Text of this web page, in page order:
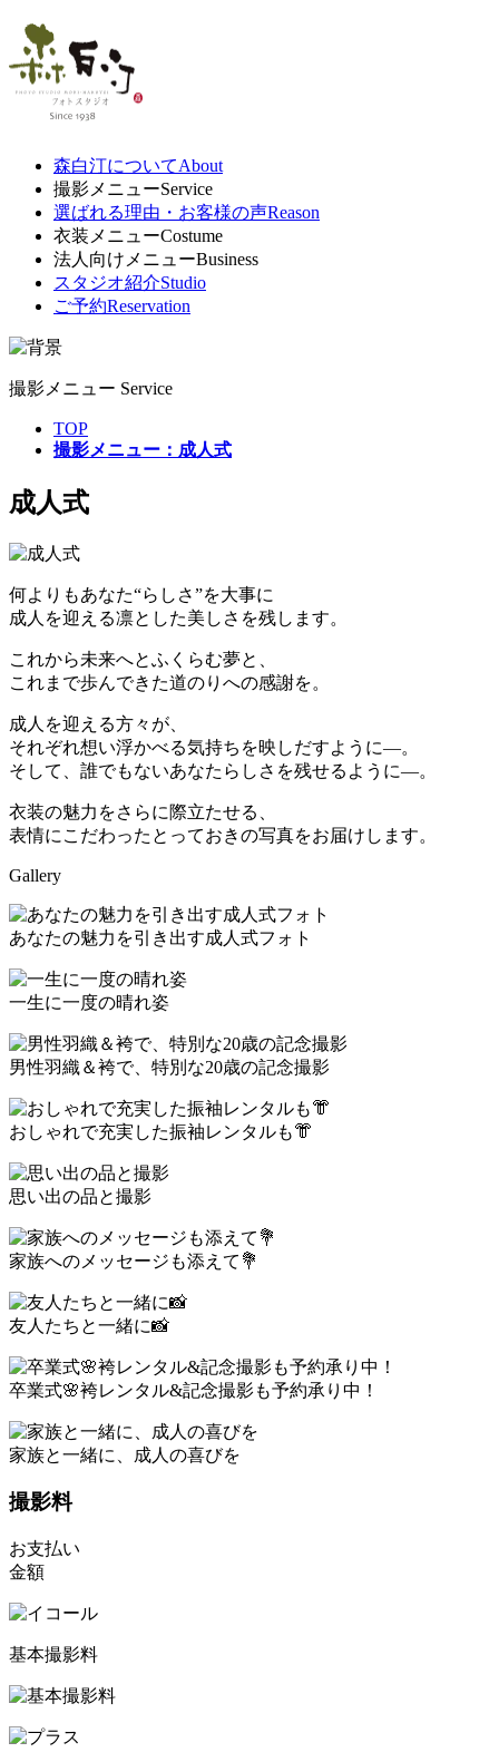
森白汀についてAbout
撮影メニューService
選ばれる理由・お客様の声Reason
衣装メニューCostume
法人向けメニューBusiness
スタジオ紹介Studio
ご予約Reservation
撮影メニュー Service
TOP
撮影メニュー：成人式
成人式
何よりもあなた“らしさ”を大事に
成人を迎える凛とした美しさを残します。
これから未来へとふくらむ夢と、
これまで歩んできた道のりへの感謝を。
成人を迎える方々が、
それぞれ想い浮かべる気持ちを映しだすように—。
そして、誰でもないあなたらしさを残せるように—。
衣装の魅力をさらに際立たせる、
表情にこだわったとっておきの写真をお届けします。
Gallery
あなたの魅力を引き出す成人式フォト
一生に一度の晴れ姿
男性羽織＆袴で、特別な20歳の記念撮影
おしゃれで充実した振袖レンタルも👘
思い出の品と撮影
家族へのメッセージも添えて💐
友人たちと一緒に📸
卒業式🌸袴レンタル&記念撮影も予約承り中！
家族と一緒に、成人の喜びを
撮影料
お支払い
金額
基本撮影料